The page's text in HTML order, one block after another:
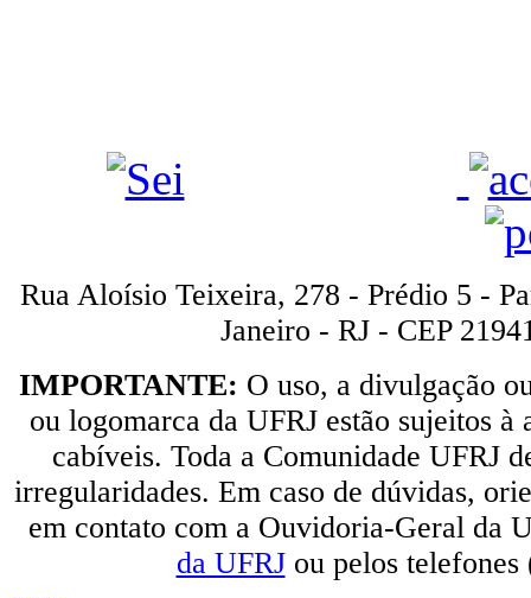
Rua Aloísio Teixeira, 278 - Prédio 5 -
Janeiro - RJ - CEP
IMPORTANTE: O uso, a divulgação
ou logomarca da UFRJ estão sujeitos
cabíveis. Toda a Comunidade UFRJ
irregularidades. Em caso de dúvidas,
em contato com a Ouvidoria-Geral da
da UFRJou pelos telefones